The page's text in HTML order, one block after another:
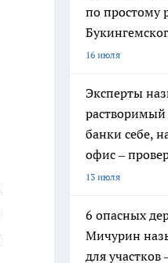
по простому
16 июля
Эксперты
банки себе,
офис –
13 июля
6 опасных
Мичурин
для